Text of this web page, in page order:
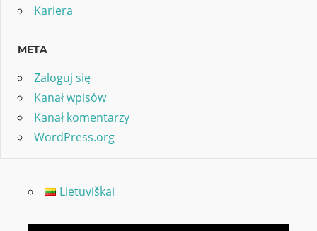
Kariera
META
Zaloguj się
Kanał wpisów
Kanał komentarzy
WordPress.org
Lietuviškai